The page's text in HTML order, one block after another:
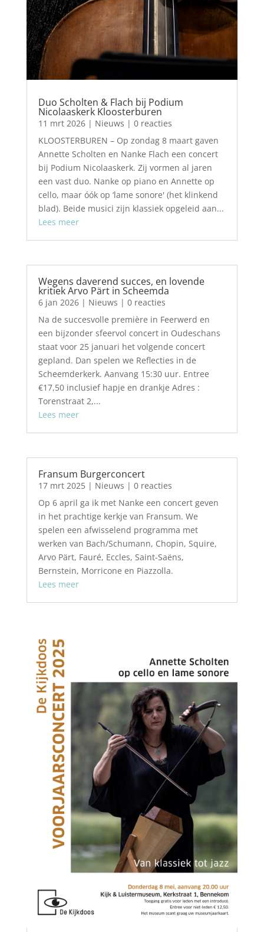
Duo Scholten & Flach bij Podium
Nicolaaskerk Kloosterburen
11 mrt 2026| Nieuws | 0 reacties
KLOOSTERBUREN – Op zondag 8 maart gaven
Annette Scholten en Nanke Flach een concert
bij Podium Nicolaaskerk. Zij vormen al jaren
een vast duo. Nanke op piano en Annette op
cello, maar óók op ‘lame sonore' (het klinkend
blad). Beide musici zijn klassiek opgeleid aan...
Lees meer
Wegens daverend succes, en lovende
kritiek Arvo Pärt in Scheemda
6 jan 2026| Nieuws | 0 reacties
Na de succesvolle première in Feerwerd en
een bijzonder sfeervol concert in Oudeschans
staat voor 25 januari het volgende concert
gepland. Dan spelen we Reflecties in de
Scheemderkerk. Aanvang 15:30 uur. Entree
€17,50 inclusief hapje en drankje Adres :
Torenstraat 2,...
Lees meer
Fransum Burgerconcert
17 mrt 2025| Nieuws | 0 reacties
Op 6 april ga ik met Nanke een concert geven
in het prachtige kerkje van Fransum. We
spelen een afwisselend programma met
werken van Bach/Schumann, Chopin, Squire,
Arvo Pärt, Fauré, Eccles, Saint-Saëns,
Bernstein, Morricone en Piazzolla.
Lees meer